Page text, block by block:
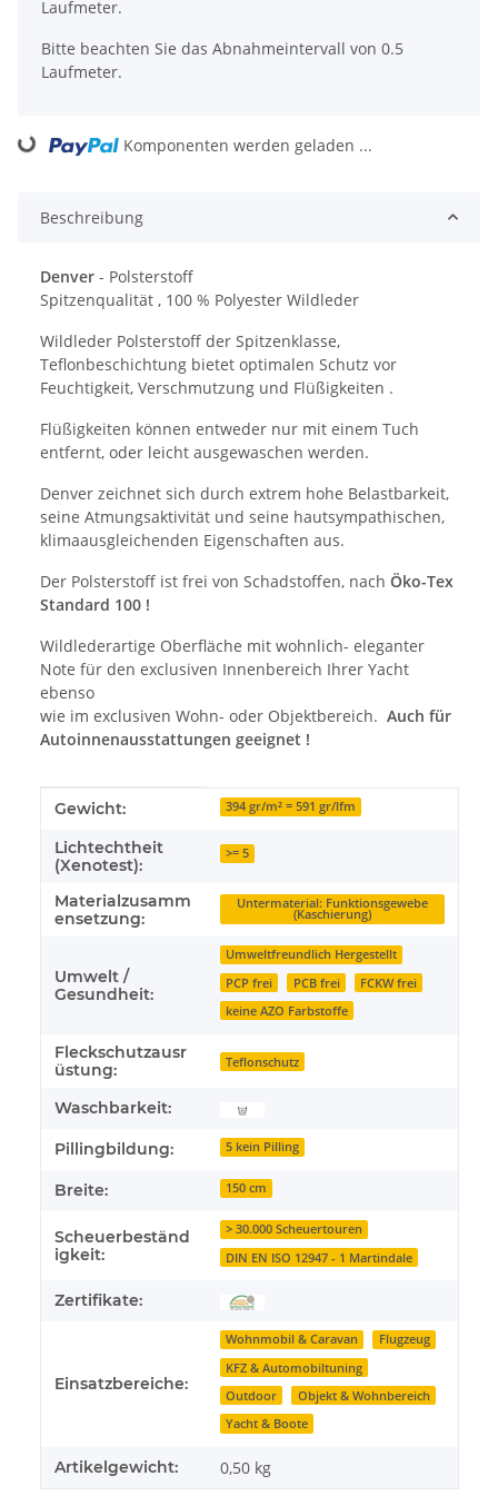
Laufmeter.
Bitte beachten Sie das Abnahmeintervall von 0.5
Laufmeter.
Komponenten werden geladen ...
Beschreibung
Denver - Polsterstoff
Spitzenqualität , 100 % Polyester Wildleder
Wildleder Polsterstoff der Spitzenklasse,
Teflonbeschichtung bietet optimalen Schutz vor
Feuchtigkeit, Verschmutzung und Flüßigkeiten .
Flüßigkeiten können entweder nur mit einem Tuch
entfernt, oder leicht ausgewaschen werden.
Denver zeichnet sich durch extrem hohe Belastbarkeit,
seine Atmungsaktivität und seine hautsympathischen,
klimaausgleichenden Eigenschaften aus.
Der Polsterstoff ist frei von Schadstoffen, nach Öko-Tex
Standard 100 !
Wildlederartige Oberfläche mit wohnlich- eleganter
Note für den exclusiven Innenbereich Ihrer Yacht
ebenso
wie im exclusiven Wohn- oder Objektbereich. Auch für
Autoinnenausstattungen geeignet !
Produkteigenschaft
Wert
Gewicht: 394 gr/m² = 591 gr/lfm
Lichtechtheit
(Xenotest):
>= 5
Materialzusamm
ensetzung:
Untermaterial: Funktionsgewebe
(Kaschierung)
Umwelt /
Gesundheit:
Umweltfreundlich Hergestellt
PCP frei
PCB frei
FCKW frei
keine AZO Farbstoffe
Fleckschutzausr
üstung:
Teflonschutz
Waschbarkeit:
Pillingbildung: 5 kein Pilling
Breite: 150 cm
Scheuerbeständ
igkeit:
> 30.000 Scheuertouren
DIN EN ISO 12947 - 1 Martindale
Zertifikate:
Einsatzbereiche:
Wohnmobil & Caravan
Flugzeug
KFZ & Automobiltuning
Outdoor
Objekt & Wohnbereich
Yacht & Boote
Artikelgewicht: 0,50 kg